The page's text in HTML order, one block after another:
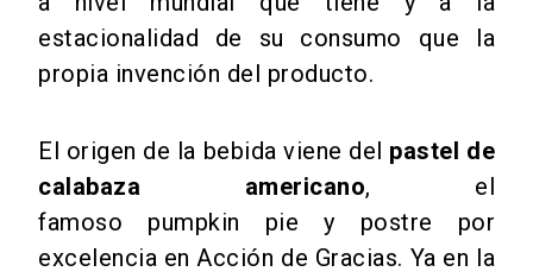
estacionalidad de su consumo que la
propia invención del producto.
El origen de la bebida viene del pastel de
calabaza americano, el
famoso pumpkin pie y postre por
excelencia en Acción de Gracias. Ya en la